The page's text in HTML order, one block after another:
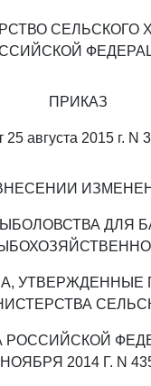
СЕЛЬСКОГО
ПРИКАЗ
25 августа 2015 г. N
ДЛЯ
УТВЕРЖДЕННЫЕ
РОССИЙСКОЙ
НОЯБРЯ 2014 Г. N